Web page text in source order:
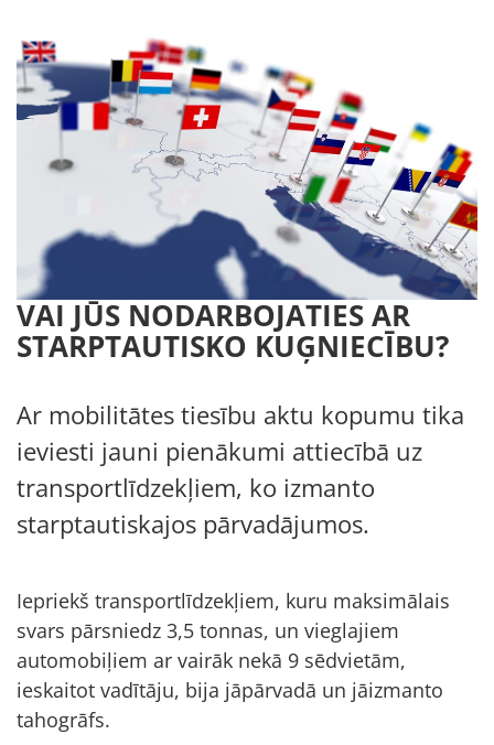
VAI JŪS NODARBOJATIES AR
STARPTAUTISKO KUĢNIECĪBU?
Ar mobilitātes tiesību aktu kopumu tika
ieviesti jauni pienākumi attiecībā uz
transportlīdzekļiem, ko izmanto
starptautiskajos pārvadājumos.
Iepriekš transportlīdzekļiem, kuru maksimālais
svars pārsniedz 3,5 tonnas, un vieglajiem
automobiļiem ar vairāk nekā 9 sēdvietām,
ieskaitot vadītāju, bija jāpārvadā un jāizmanto
tahogrāfs.